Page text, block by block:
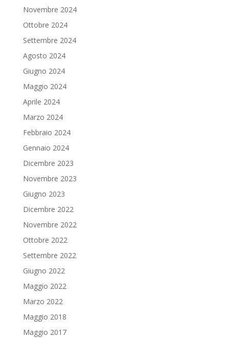
Novembre 2024
Ottobre 2024
Settembre 2024
Agosto 2024
Giugno 2024
Maggio 2024
Aprile 2024
Marzo 2024
Febbraio 2024
Gennaio 2024
Dicembre 2023
Novembre 2023
Giugno 2023
Dicembre 2022
Novembre 2022
Ottobre 2022
Settembre 2022
Giugno 2022
Maggio 2022
Marzo 2022
Maggio 2018
Maggio 2017